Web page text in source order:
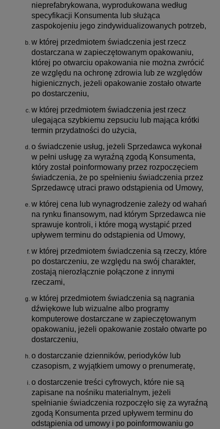
nieprefabrykowana, wyprodukowana według
specyfikacji Konsumenta lub służąca
zaspokojeniu jego zindywidualizowanych potrzeb,
w której przedmiotem świadczenia jest rzecz
dostarczana w zapieczętowanym opakowaniu,
której po otwarciu opakowania nie można zwrócić
ze względu na ochronę zdrowia lub ze względów
higienicznych, jeżeli opakowanie zostało otwarte
po dostarczeniu,
w której przedmiotem świadczenia jest rzecz
ulegająca szybkiemu zepsuciu lub mająca krótki
termin przydatności do użycia,
o świadczenie usług, jeżeli Sprzedawca wykonał
w pełni usługę za wyraźną zgodą Konsumenta,
który został poinformowany przez rozpoczęciem
świadczenia, że po spełnieniu świadczenia przez
Sprzedawcę utraci prawo odstąpienia od Umowy,
w której cena lub wynagrodzenie zależy od wahań
na rynku finansowym, nad którym Sprzedawca nie
sprawuje kontroli, i które mogą wystąpić przed
upływem terminu do odstąpienia od Umowy,
w której przedmiotem świadczenia są rzeczy, które
po dostarczeniu, ze względu na swój charakter,
zostają nierozłącznie połączone z innymi
rzeczami,
w której przedmiotem świadczenia są nagrania
dźwiękowe lub wizualne albo programy
komputerowe dostarczane w zapieczętowanym
opakowaniu, jeżeli opakowanie zostało otwarte po
dostarczeniu,
o dostarczanie dzienników, periodyków lub
czasopism, z wyjątkiem umowy o prenumeratę,
o dostarczenie treści cyfrowych, które nie są
zapisane na nośniku materialnym, jeżeli
spełnianie świadczenia rozpoczęło się za wyraźną
zgodą Konsumenta przed upływem terminu do
odstąpienia od umowy i po poinformowaniu go